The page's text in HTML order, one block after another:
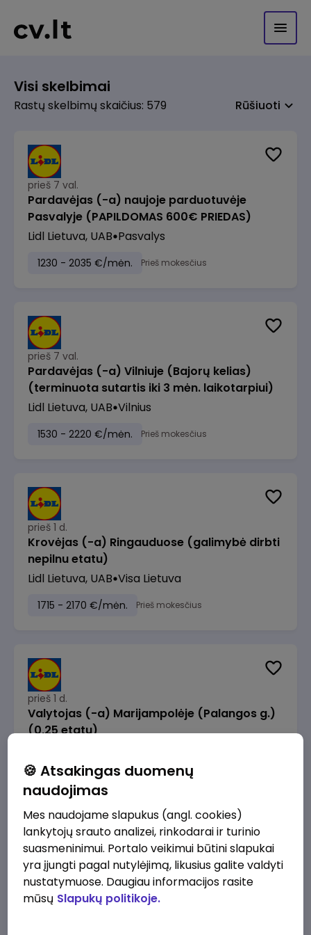
Visi skelbimai
Rastų skelbimų skaičius: 579 Rūšiuoti
prieš 7 val.
Pardavėjas (-a) naujoje parduotuvėje
Pasvalyje (PAPILDOMAS 600€ PRIEDAS)
Lidl Lietuva, UAB Pasvalys
1230 - 2035 €/mėn. Prieš mokesčius
prieš 7 val.
Pardavėjas (-a) Vilniuje (Bajorų kelias)
(terminuota sutartis iki 3 mėn. laikotarpiui)
Lidl Lietuva, UAB Vilnius
1530 - 2220 €/mėn. Prieš mokesčius
prieš 1 d.
Krovėjas (-a) Ringauduose (galimybė dirbti
nepilnu etatu)
Lidl Lietuva, UAB Visa Lietuva
1715 - 2170 €/mėn. Prieš mokesčius
prieš 1 d.
Valytojas (-a) Marijampolėje (Palangos g.)
(0,25 etatu)
289 - 337 €/mėn. Prieš mokesčius
prieš 1 d.
Talent Development Project Manager (fixed
term - 1.5 years)
🍪 Atsakingas duomenų
naudojimas
Mes naudojame slapukus (angl. cookies)
lankytojų srauto analizei, rinkodarai ir turinio
suasmeninimui. Portalo veikimui būtini slapukai
yra įjungti pagal nutylėjimą, likusius galite valdyti
nustatymuose. Daugiau informacijos rasite
mūsų Slapukų politikoje.